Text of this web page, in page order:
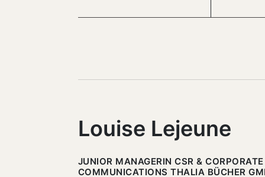
Louise Lejeune
JUNIOR MANAGERIN CSR & CORPORATE
COMMUNICATIONS THALIA BÜCHER